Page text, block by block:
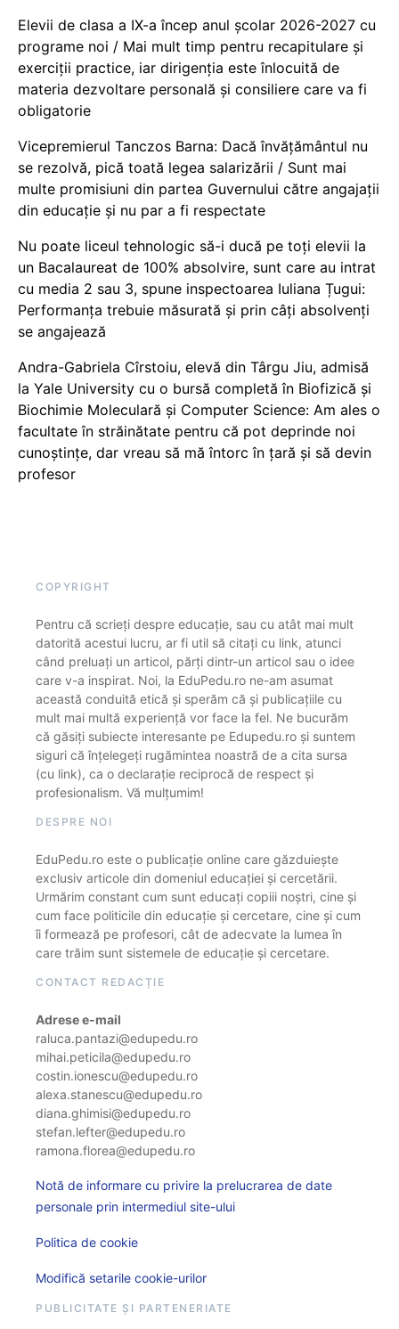
Elevii de clasa a IX-a încep anul școlar 2026-2027 cu
programe noi / Mai mult timp pentru recapitulare și
exerciții practice, iar dirigenția este înlocuită de
materia dezvoltare personală și consiliere care va fi
obligatorie
Vicepremierul Tanczos Barna: Dacă învățământul nu
se rezolvă, pică toată legea salarizării / Sunt mai
multe promisiuni din partea Guvernului către angajații
din educație și nu par a fi respectate
Nu poate liceul tehnologic să-i ducă pe toți elevii la
un Bacalaureat de 100% absolvire, sunt care au intrat
cu media 2 sau 3, spune inspectoarea Iuliana Țugui:
Performanța trebuie măsurată și prin câți absolvenți
se angajează
Andra-Gabriela Cîrstoiu, elevă din Târgu Jiu, admisă
la Yale University cu o bursă completă în Biofizică și
Biochimie Moleculară și Computer Science: Am ales o
facultate în străinătate pentru că pot deprinde noi
cunoștințe, dar vreau să mă întorc în țară și să devin
profesor
COPYRIGHT
Pentru că scrieți despre educație, sau cu atât mai mult
datorită acestui lucru, ar fi util să citați cu link, atunci
când preluați un articol, părți dintr-un articol sau o idee
care v-a inspirat. Noi, la EduPedu.ro ne-am asumat
această conduită etică și sperăm că și publicațiile cu
mult mai multă experiență vor face la fel. Ne bucurăm
că găsiți subiecte interesante pe Edupedu.ro și suntem
siguri că înțelegeți rugămintea noastră de a cita sursa
(cu link), ca o declarație reciprocă de respect și
profesionalism. Vă mulțumim!
DESPRE NOI
EduPedu.ro este o publicație online care găzduiește
exclusiv articole din domeniul educației și cercetării.
Urmărim constant cum sunt educați copiii noștri, cine și
cum face politicile din educație și cercetare, cine și cum
îi formează pe profesori, cât de adecvate la lumea în
care trăim sunt sistemele de educație și cercetare.
CONTACT REDACȚIE
Adrese e-mail
raluca.pantazi@edupedu.ro
mihai.peticila@edupedu.ro
costin.ionescu@edupedu.ro
alexa.stanescu@edupedu.ro
diana.ghimisi@edupedu.ro
stefan.lefter@edupedu.ro
ramona.florea@edupedu.ro
Notă de informare cu privire la prelucrarea de date
personale prin intermediul site-ului
Politica de cookie
Modifică setarile cookie-urilor
PUBLICITATE ȘI PARTENERIATE